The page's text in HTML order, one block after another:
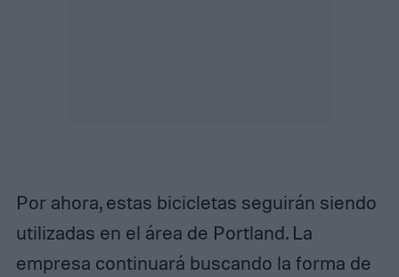
Por ahora, estas bicicletas seguirán siendo
utilizadas en el área de Portland. La
empresa continuará buscando la forma de